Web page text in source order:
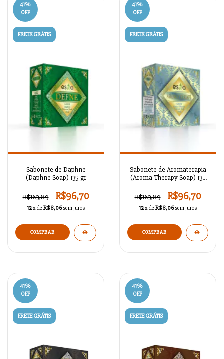
41%
OFF
FRETE GRÁTIS
Sabonete de Daphne
(Daphne Soap) 135 gr
R$163,89 R$96,70
12x de R$8,06 sem juros
41%
OFF
FRETE GRÁTIS
Sabonete de Aromaterapia
(Aroma Therapy Soap) 135
R$163,89
R$96,70
12x de R$8,06 sem juros
41%
OFF
FRETE GRÁTIS
41%
OFF
FRETE GRÁTIS